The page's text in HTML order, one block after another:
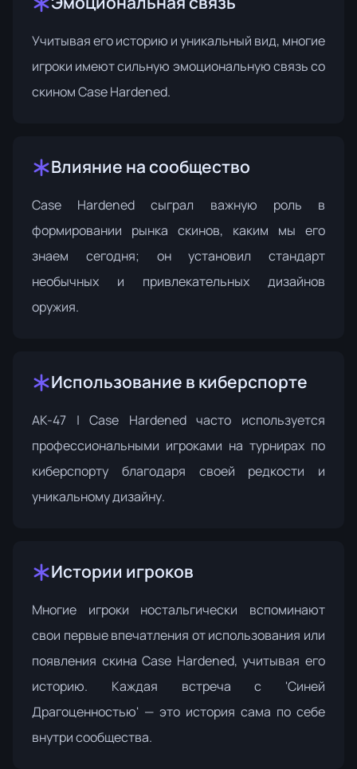
Учитывая его историю и уникальный вид, многие
игроки имеют сильную эмоциональную связь со
скином Case Hardened.
Влияние на сообщество
Case Hardened сыграл важную роль в
формировании рынка скинов, каким мы его
знаем сегодня; он установил стандарт
необычных и привлекательных дизайнов
оружия.
Использование в киберспорте
AK-47 | Case Hardened часто используется
профессиональными игроками на турнирах по
киберспорту благодаря своей редкости и
уникальному дизайну.
Истории игроков
Многие игроки ностальгически вспоминают
свои первые впечатления от использования или
появления скина Case Hardened, учитывая его
историю. Каждая встреча с 'Синей
Драгоценностью' — это история сама по себе
внутри сообщества.